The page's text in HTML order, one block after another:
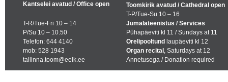
Kantselei avatud / Office open
T-R/Tue-Fri 10 – 14
P/Su 10 – 10.50
Telefon: 644 4140
mob: 528 1943
tallinna.toom@eelk.ee
Toomkirik avatud / Cathedral open
T-P/Tue-Su 10 – 16
Jumalateenistus / Services
Pühapäeviti kl 11 / Sundays at 11
Orelipooltund laupäeviti kl 12
Organ recital , Saturdays at 12
Annetusega / Donation required